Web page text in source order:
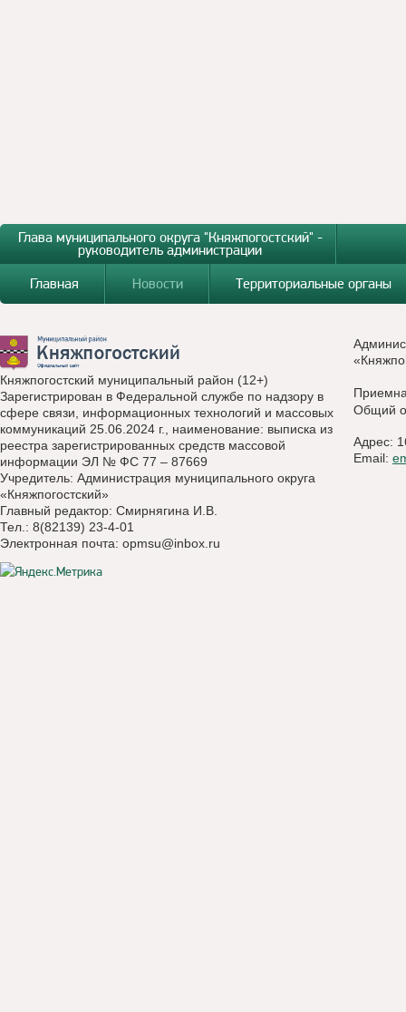
Глава муниципального округа "Княжпогостский" -
руководитель администрации
Главная
Новости Территориальные органы
Княжпогостский муниципальный район (12+)
Зарегистрирован в Федеральной службе по надзору в
сфере связи, информационных технологий и массовых
коммуникаций 25.06.2024 г., наименование: выписка из
реестра зарегистрированных средств массовой
информации ЭЛ № ФС 77 – 87669
Учредитель: Администрация муниципального округа
«Княжпогостский»
Главный редактор: Смирнягина И.В.
Тел.: 8(82139) 23-4-01
Электронная почта: opmsu@inbox.ru
Общий
Адрес:
Email: